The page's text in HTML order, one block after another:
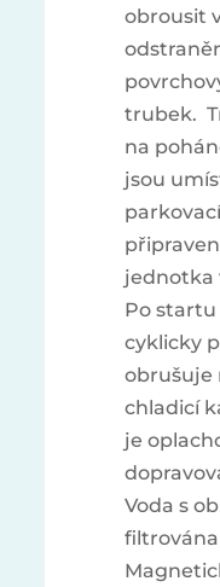
obrousit
trubek.
na
jsou
jednotka
Po
cyklicky
obrušuje
chladicí
je
Voda s